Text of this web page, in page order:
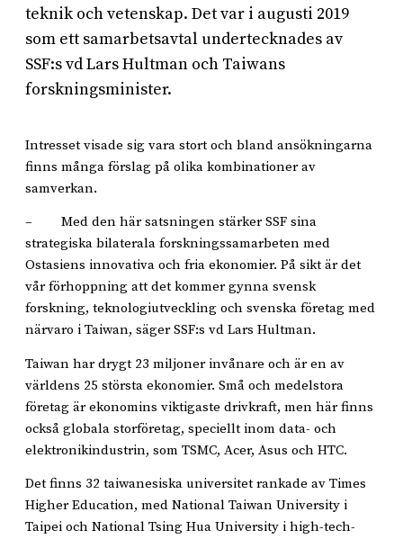
teknik och vetenskap. Det var i augusti 2019
som ett samarbetsavtal undertecknades av
SSF:s vd Lars Hultman och Taiwans
forskningsminister.
Intresset visade sig vara stort och bland ansökningarna
finns många förslag på olika kombinationer av
samverkan.
– Med den här satsningen stärker SSF sina
strategiska bilaterala forskningssamarbeten med
Ostasiens innovativa och fria ekonomier. På sikt är det
vår förhoppning att det kommer gynna svensk
forskning, teknologiutveckling och svenska företag med
närvaro i Taiwan, säger SSF:s vd Lars Hultman.
Taiwan har drygt 23 miljoner invånare och är en av
världens 25 största ekonomier. Små och medelstora
företag är ekonomins viktigaste drivkraft, men här finns
också globala storföretag, speciellt inom data- och
elektronikindustrin, som TSMC, Acer, Asus och HTC.
Det finns 32 taiwanesiska universitet rankade av Times
Higher Education, med National Taiwan University i
Taipei och National Tsing Hua University i high-tech-